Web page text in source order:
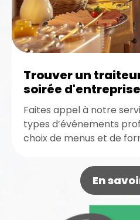
Trouver un
soirée
Faites appel à notre
types d’événements
choix de menus et de
En